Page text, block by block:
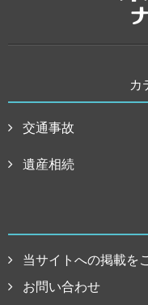
カ
交通事故
遺産相続
当サイトへの掲載を
お問い合わせ